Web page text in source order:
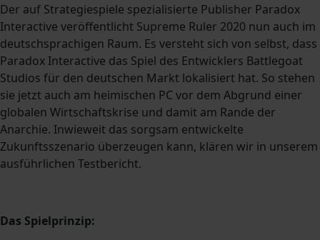
Der auf Strategiespiele spezialisierte Publisher Paradox
Interactive veröffentlicht Supreme Ruler 2020 nun auch im
deutschsprachigen Raum. Es versteht sich von selbst, dass
Paradox Interactive das Spiel des Entwicklers Battlegoat
Studios für den deutschen Markt lokalisiert hat. So stehen
sie jetzt auch am heimischen PC vor dem Abgrund einer
globalen Wirtschaftskrise und damit am Rande der
Anarchie. Inwieweit das sorgsam entwickelte
Zukunftsszenario überzeugen kann, klären wir in unserem
ausführlichen Testbericht.
Das Spielprinzip: